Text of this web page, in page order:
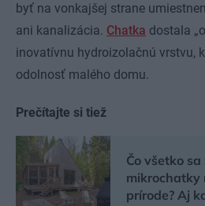
byť na vonkajšej strane
ani kanalizácia. Chatka dostala
inovatívnu hydroizolačnú vrstvu,
odolnosť malého domu.
Prečítajte si tiež
Čo všetko
mikrochatky
prírode? Aj